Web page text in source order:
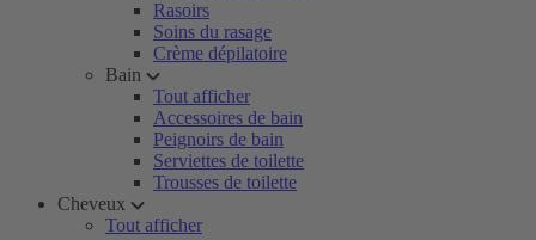
Rasoirs
Soins du rasage
Crème dépilatoire
Bain
Tout afficher
Accessoires de bain
Peignoirs de bain
Serviettes de toilette
Trousses de toilette
Cheveux
Tout afficher